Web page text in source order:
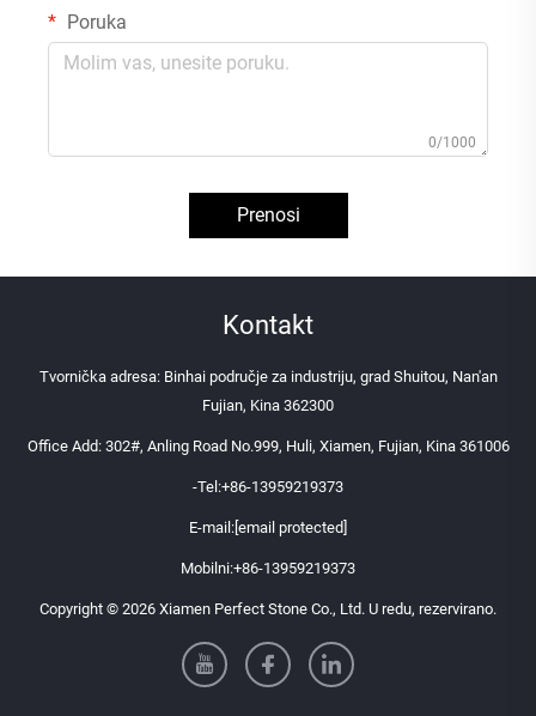
Poruka
0/1000
Prenosi
Kontakt
Tvornička adresa: Binhai područje za industriju, grad Shuitou, Nan'an
Fujian, Kina 362300
Office Add: 302#, Anling Road No.999, Huli, Xiamen, Fujian, Kina 361006
-Tel:+86-13959219373
E-mail: [email protected]
Mobilni:+86-13959219373
Copyright © 2026 Xiamen Perfect Stone Co., Ltd. U redu, rezervirano.